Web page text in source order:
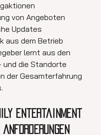
von Angeboten
Updates
aus dem Betrieb
lernt aus den
die Standorte
der Gesamterfahrung
Entertainment
Anforderungen